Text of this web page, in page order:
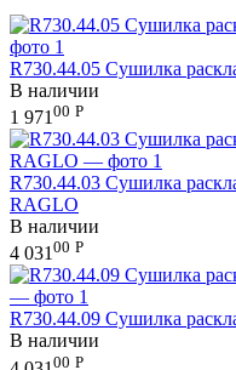
R730.44.05 Сушилка
В наличии
1 971 00 Р
R730.44.03 Сушилка
RAGLO
В наличии
4 031 00 Р
R730.44.09 Сушилка
В наличии
00 Р